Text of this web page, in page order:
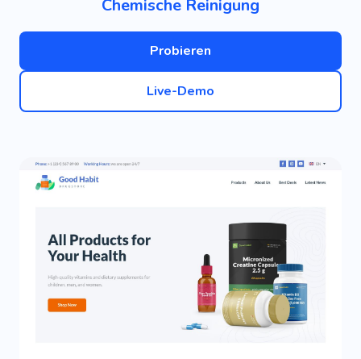
Chemische Reinigung
Probieren
Live-Demo